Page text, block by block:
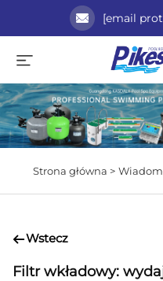
[email
Strona główna >
Wstecz
Filtr wkładowy: